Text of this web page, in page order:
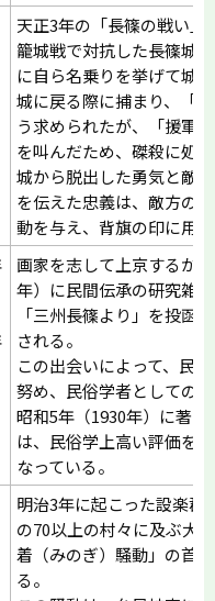
天正3年の「長篠の戦い」
籠城戦で対抗した長篠城
に自ら名乗りを挙げて城
城に戻る際に捕まり、「
う求められたが、「援軍
を叫んだため、磔殺に処
城から脱出した勇気と敵
を伝えた忠義は、敵方の
動を与え、背旗の印に用
画家を志して上京するが
年）に民間伝承の研究雑
「三州長篠より」を投函
される。
この出会いによって、民
努め、民俗学者としての
昭和5年（1930年）に著
は、民俗学上高い評価を
なっている。
明治3年に起こった設楽郡
の70以上の村々に及ぶ大
着（みのぎ）騒動」の首
る。